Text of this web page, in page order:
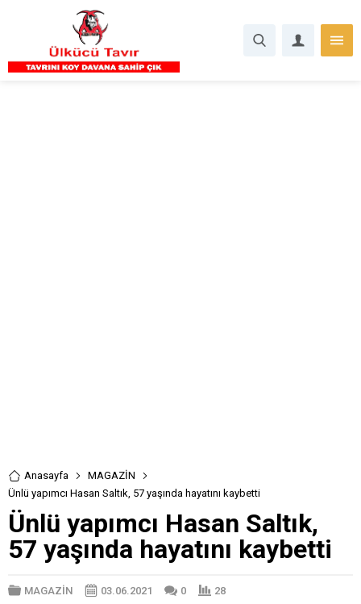
Anasayfa
MAGAZİN
Ünlü yapımcı Hasan Saltık, 57 yaşında hayatını kaybetti
Ünlü yapımcı Hasan Saltık,
57 yaşında hayatını kaybetti
MAGAZİN 03.06.2021 0
28